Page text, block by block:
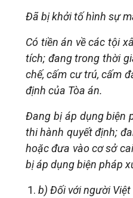
Đã bị khởi tố hình sự
Có tiền án về các tội
tích; đang trong thời
chế, cấm cư trú, cấm
định của Tòa án.
Đang bị áp dụng biện
thi hành quyết định;
hoặc đưa vào cơ sở
bị áp dụng biện pháp
b) Đối với người